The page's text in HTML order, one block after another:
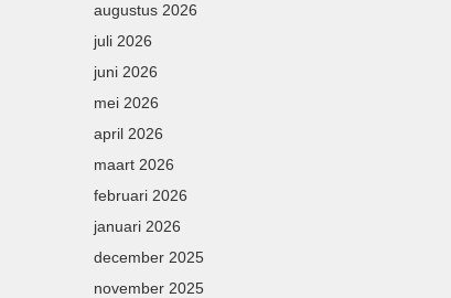
augustus 2026
juli 2026
juni 2026
mei 2026
april 2026
maart 2026
februari 2026
januari 2026
december 2025
november 2025